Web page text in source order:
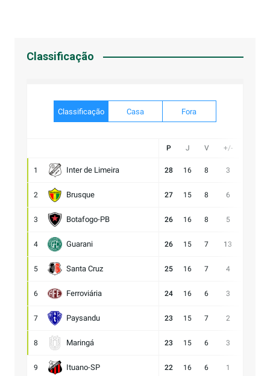
Classificação
Classificação Casa Fora
P J V +/-
1 Inter de Limeira 28 16 8 3
2 Brusque 27 15 8 6
3 Botafogo-PB 26 16 8 5
4 Guarani 26 15 7 13
5 Santa Cruz 25 16 7 4
6 Ferroviária 24 16 6 3
7 Paysandu 23 15 7 2
8 Maringá 23 15 6 3
9 Ituano-SP 22 16 6 1